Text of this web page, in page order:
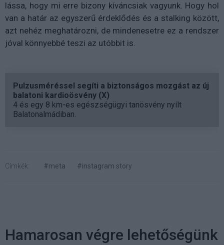
lássa, hogy mi erre bizony kíváncsiak vagyunk. Hogy hol
van a határ az egyszerű érdeklődés és a stalking között,
azt nehéz meghatározni, de mindenesetre ez a rendszer
jóval könnyebbé teszi az utóbbit is.
Pulzusméréssel segíti a biztonságos mozgást az új
balatoni kardioösvény (X)
4 és egy 8 km-es egészségügyi tanösvény nyílt
Balatonalmádiban.
Címkék: #meta #instagram story
Hamarosan végre lehetőségünk